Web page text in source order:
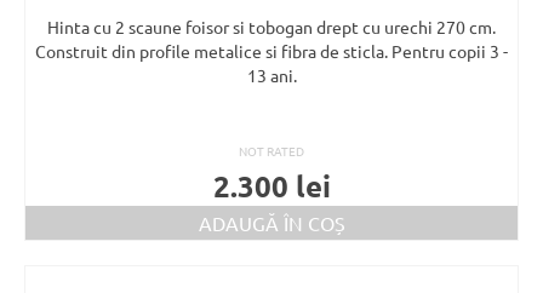
Hinta cu 2 scaune foisor si tobogan drept cu urechi 270 cm.
Construit din profile metalice si fibra de sticla. Pentru copii 3 -
13 ani.
NOT RATED
2.300 lei
ADAUGĂ ÎN COȘ